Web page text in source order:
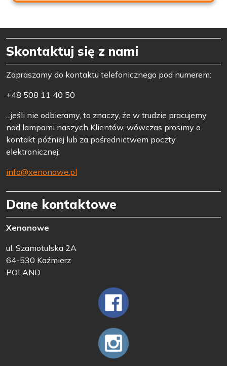
Skontaktuj się z nami
Zapraszamy do kontaktu telefonicznego pod numerem:
+48 508 11 40 50
...jeśli nie odbieramy, to znaczy, że w trudzie pracujemy
nad lampami naszych Klientów, wówczas prosimy o
kontakt później lub za pośrednictwem poczty
elektronicznej:
info@xenonowe.pl
Dane kontaktowe
Xenonowe
ul. Szamotulska 2A
64-530 Kaźmierz
POLAND